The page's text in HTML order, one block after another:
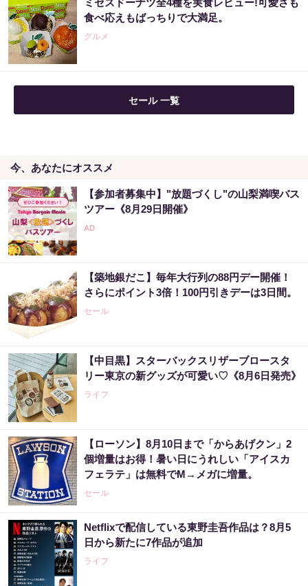
食べ応えもばっちりで大満足。
グルメ
セール 一覧
今、あなたにオススメ
【参加者募集中】"放題づくし"の山梨満喫バス
ツアー《8月29日開催》
【築地銀だこ】毎年大行列の88円デー開催！
さらにポイント3倍！100円引きデーは3日間。
セール
【中目黒】スターバックスリザーブロースタ
リー東京の新グッズが可愛い♡《8月6日発売》
ライフ
【ローソン】8月10日まで「からあげクン」2
個増量はお得！暑い日にうれしい「アイスカ
フェラテ」は無料でM→メガに増量。
セール
Netflixで配信している東野圭吾作品は？8月5
日から新たに7作品が追加
ライフ